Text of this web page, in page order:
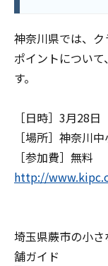
神奈川県では、
ポイントについ
す。
［日時］3月28
［場所］神奈川
［参加費］無料
http://
埼玉県蕨市の小
舗ガイド